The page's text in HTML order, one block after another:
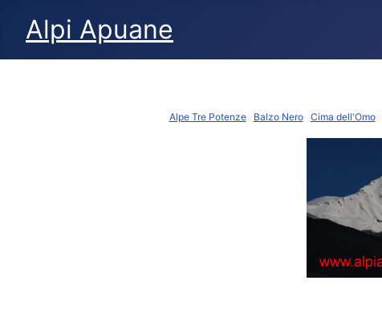
Alpi Apuane
Alpe Tre Potenze Balzo Nero Cima dell'Omo